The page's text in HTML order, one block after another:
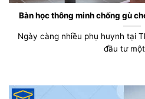
Bàn học thông minh chống gù
Ngày càng nhiều phụ huynh tại
đầu tư